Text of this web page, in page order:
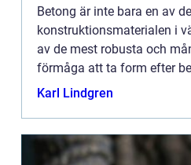
Betong är inte bara en av
konstruktionsmaterialen i
av de mest robusta och
förmåga att ta form efter
exceptionella hållbarhet gör
Karl Lindgren